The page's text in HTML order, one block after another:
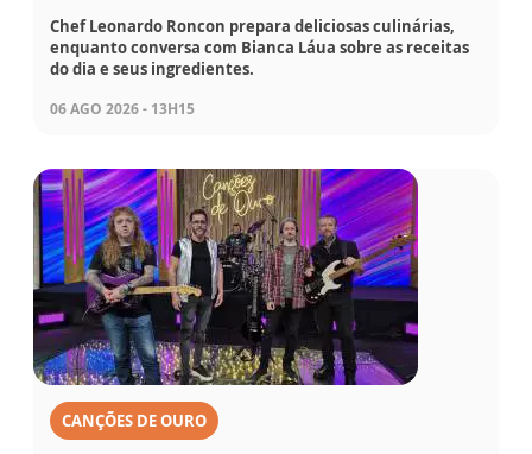
Chef Leonardo Roncon prepara deliciosas culinárias,
enquanto conversa com Bianca Láua sobre as receitas
do dia e seus ingredientes.
06 AGO 2026 - 13H15
CANÇÕES DE OURO